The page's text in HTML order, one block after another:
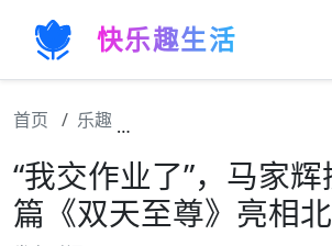
快乐趣生活
首页 乐趣
“我交作业了”，马家
篇《双天至尊》亮相